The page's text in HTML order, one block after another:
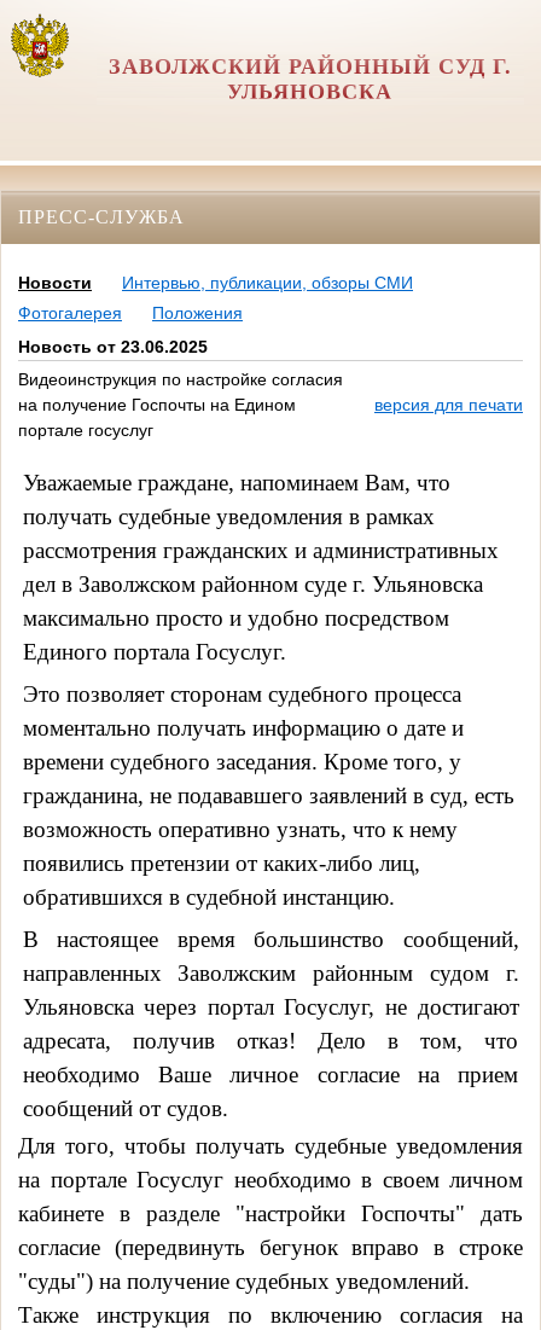
ЗАВОЛЖСКИЙ РАЙОННЫЙ СУД Г.
УЛЬЯНОВСКА
ПРЕСС-СЛУЖБА
Новости
Интервью, публикации, обзоры СМИ
Фотогалерея
Положения
Новость от 23.06.2025
Видеоинструкция по настройке согласия
на получение Госпочты на Едином
портале госуслуг
версия для печати
Уважаемые граждане, напоминаем Вам, что
получать судебные уведомления в рамках
рассмотрения гражданских и административных
дел в Заволжском районном суде г. Ульяновска
максимально просто и удобно посредством
Единого портала Госуслуг.
Это позволяет сторонам судебного процесса
моментально получать информацию о дате и
времени судебного заседания. Кроме того, у
гражданина, не подававшего заявлений в суд, есть
возможность оперативно узнать, что к нему
появились претензии от каких-либо лиц,
обратившихся в судебной инстанцию.
В настоящее время большинство сообщений,
направленных Заволжским районным судом г.
Ульяновска через портал Госуслуг, не достигают
адресата, получив отказ! Дело в том, что
необходимо Ваше личное согласие на прием
сообщений от судов.
Для того, чтобы получать судебные уведомления
на портале Госуслуг необходимо в своем личном
кабинете в разделе "настройки Госпочты" дать
согласие (передвинуть бегунок вправо в строке
"суды") на получение судебных уведомлений.
Также инструкция по включению согласия на